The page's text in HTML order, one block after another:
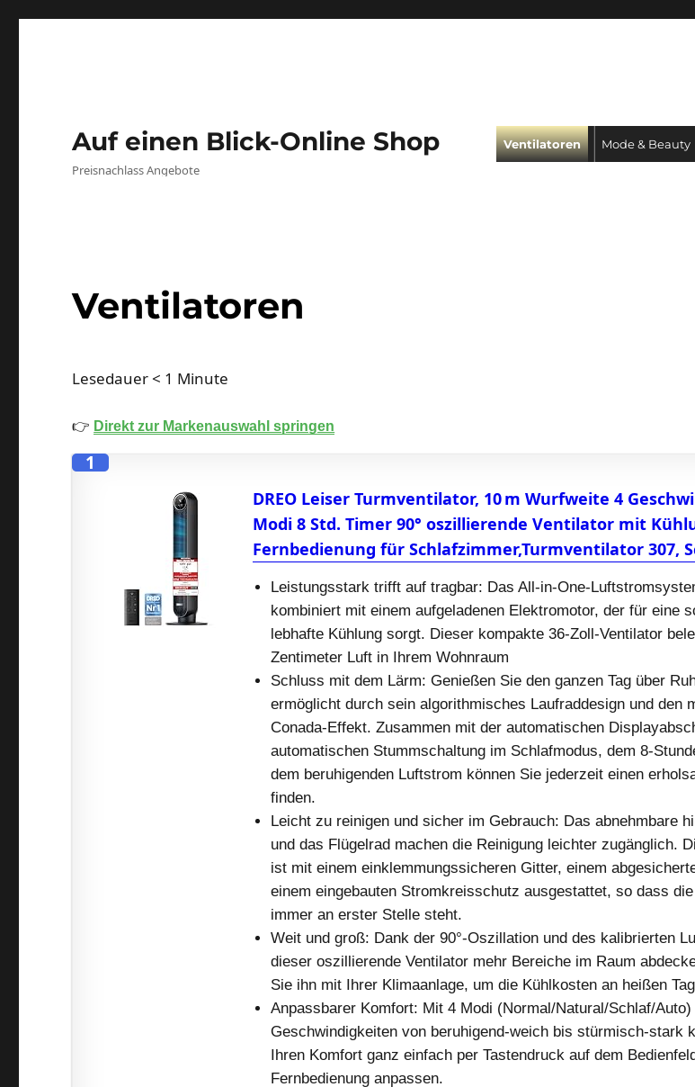
Auf einen Blick-Online Shop
Preisnachlass Angebote
Ventilatoren Mode & Beauty
Ventilatoren
Lesedauer < 1 Minute
👉 Direkt zur Markenauswahl springen
1
DREO Leiser Turmventilator, 10 m Wurfweite 4
Modi 8 Std. Timer 90° oszillierende Ventilator mit
Fernbedienung für Schlafzimmer,Turmventilator 307,
Leistungsstark trifft auf tragbar: Das All-in-One-
kombiniert mit einem aufgeladenen Elektromotor, der für eine
lebhafte Kühlung sorgt. Dieser kompakte 36-Zoll-Ventilator
Zentimeter Luft in Ihrem Wohnraum
Schluss mit dem Lärm: Genießen Sie den ganzen Tag über
ermöglicht durch sein algorithmisches Laufraddesign und den
Conada-Effekt. Zusammen mit der automatischen
automatischen Stummschaltung im Schlafmodus, dem 8-
dem beruhigenden Luftstrom können Sie jederzeit einen
finden.
Leicht zu reinigen und sicher im Gebrauch: Das abnehmbare
und das Flügelrad machen die Reinigung leichter zugänglich.
ist mit einem einklemmungssicheren Gitter, einem
einem eingebauten Stromkreisschutz ausgestattet, so dass
immer an erster Stelle steht.
Weit und groß: Dank der 90°-Oszillation und des kalibrierten
dieser oszillierende Ventilator mehr Bereiche im Raum
Sie ihn mit Ihrer Klimaanlage, um die Kühlkosten an heißen
Anpassbarer Komfort: Mit 4 Modi (Normal/Natural/Schlaf/Auto)
Geschwindigkeiten von beruhigend-weich bis stürmisch-stark
Ihren Komfort ganz einfach per Tastendruck auf dem
Fernbedienung anpassen.